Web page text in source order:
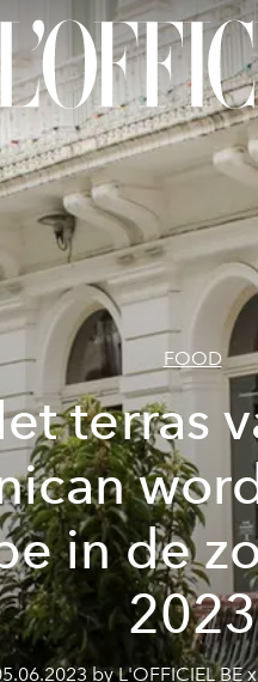
FOOD
terras
in de
2023
by L'OFFICIEL BE